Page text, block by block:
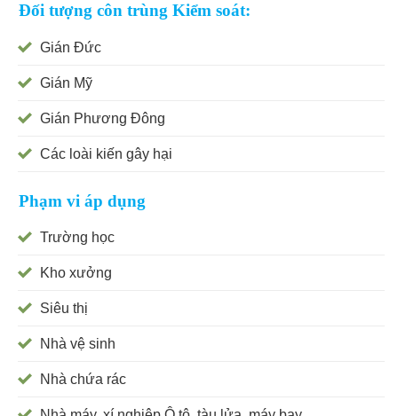
Đối tượng côn trùng Kiểm soát:
Gián Đức
Gián Mỹ
Gián Phương Đông
Các loài kiến gây hại
Phạm vi áp dụng
Trường học
Kho xưởng
Siêu thị
Nhà vệ sinh
Nhà chứa rác